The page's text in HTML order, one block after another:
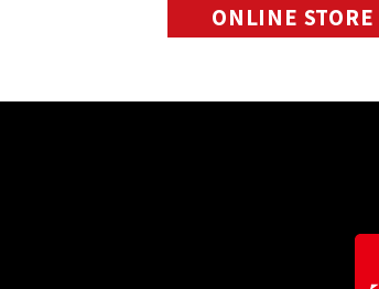
ONLINE STORE